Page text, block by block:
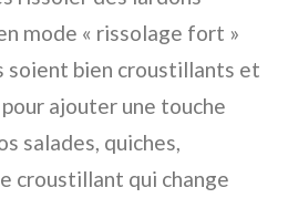
mode « rissolage fort »
soient bien croustillants et
ajouter une touche
salades, quiches,
croustillant qui change